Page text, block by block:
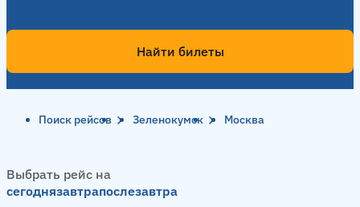
Найти билеты
Поиск рейсов Зеленокумск Москва
Выбрать рейс на
сегоднязавтрапослезавтра